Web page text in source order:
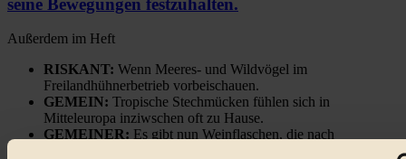
Außerdem im Heft
RISKANT: Wenn Meeres- und Wildvögel im
Freilandhühnerbetrieb vorbeischauen.
GEMEIN: Tropische Stechmücken fühlen sich in
Mitteleuropa inziwschen oft zu Hause.
GEMEINER: Es gibt nun Weinflaschen, die nach